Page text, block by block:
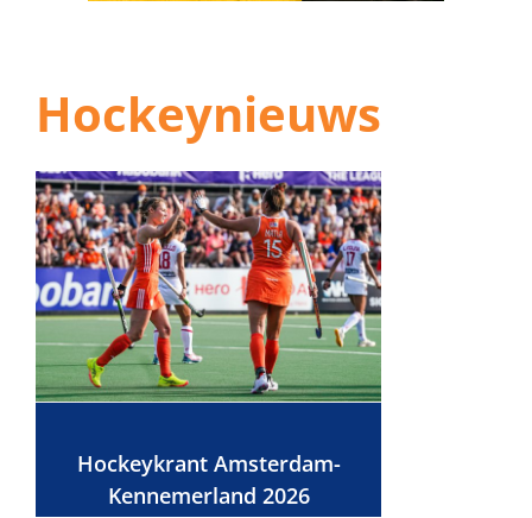
Hockeynieuws
Hockeykrant Amsterdam-
Kennemerland 2026